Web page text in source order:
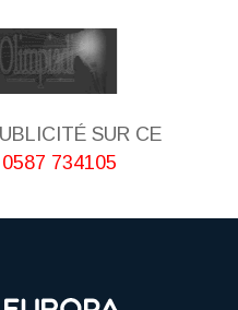
SUR CE
734105